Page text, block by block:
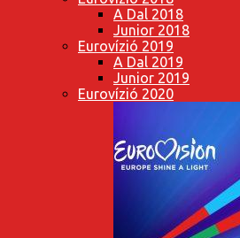
A Dal 2018
Junior 2018
Eurovízió 2019
A Dal 2019
Junior 2019
Eurovízió 2020